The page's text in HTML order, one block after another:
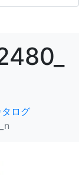
ログ